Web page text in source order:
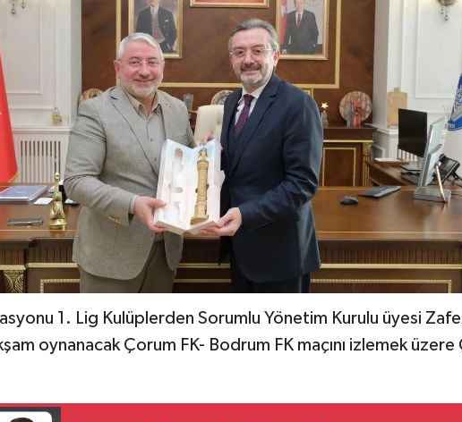
1. Lig Kulüplerden Sorumlu Yönetim Kurulu üyesi
oynanacak Çorum FK- Bodrum FK maçını izlemek üzere